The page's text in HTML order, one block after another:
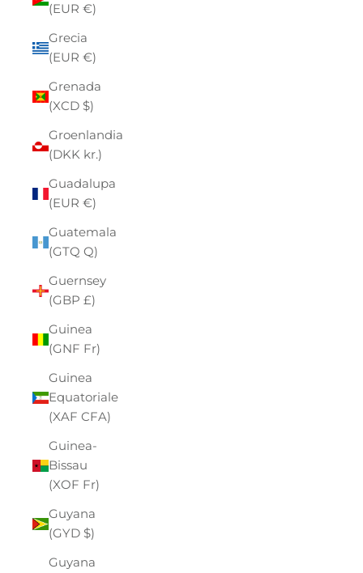
(EUR €)
Grecia
(EUR €)
Grenada
(XCD $)
Groenlandia
(DKK kr.)
Guadalupa
(EUR €)
Guatemala
(GTQ Q)
Guernsey
(GBP £)
Guinea
(GNF Fr)
Guinea
Equatoriale
(XAF CFA)
Guinea-
Bissau
(XOF Fr)
Guyana
(GYD $)
Guyana